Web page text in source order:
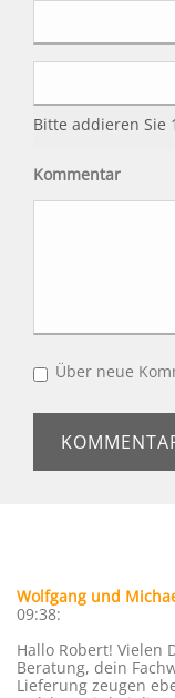
Bitte addieren Sie
Kommentar
Über neue
Wolfgang und
09:38:
Hallo Robert! Vielen
Beratung, dein
Lieferung zeugen